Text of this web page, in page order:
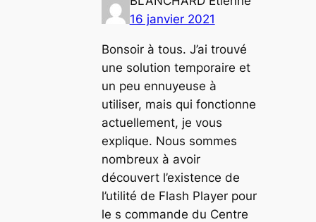
16 janvier 2021
Bonsoir à tous. J’ai trouvé
une solution temporaire et
un peu ennuyeuse à
utiliser, mais qui fonctionne
actuellement, je vous
explique. Nous sommes
nombreux à avoir
découvert l’existence de
l’utilité de Flash Player pour
le s commande du Centre